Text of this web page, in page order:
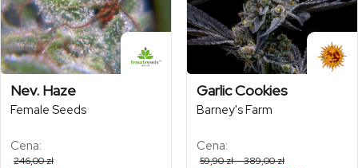
Nev. Haze
Female Seeds
Cena:
246,00zł
Garlic Cookies
Barney's Farm
Cena:
59,90zł–389,00złZakres